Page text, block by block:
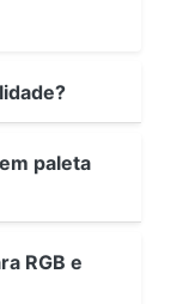
paleta
RGB e